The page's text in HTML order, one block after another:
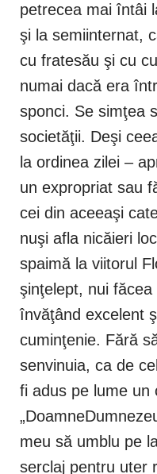
petrecea mai întâi
şi la semiinternat,
cu fratesău şi cu
numai dacă era
sponci. Se simţea
societăţii. Deşi
la ordinea zilei –
un expropriat sau
cei din aceeaşi
nuşi afla nicăieri
spaimă la viitorul
şinţelept, nui
învăţând excelent
cuminţenie. Fără
senvinuia, ca de
fi adus pe lume un
meu să umblu pe
serclaj pentru uter